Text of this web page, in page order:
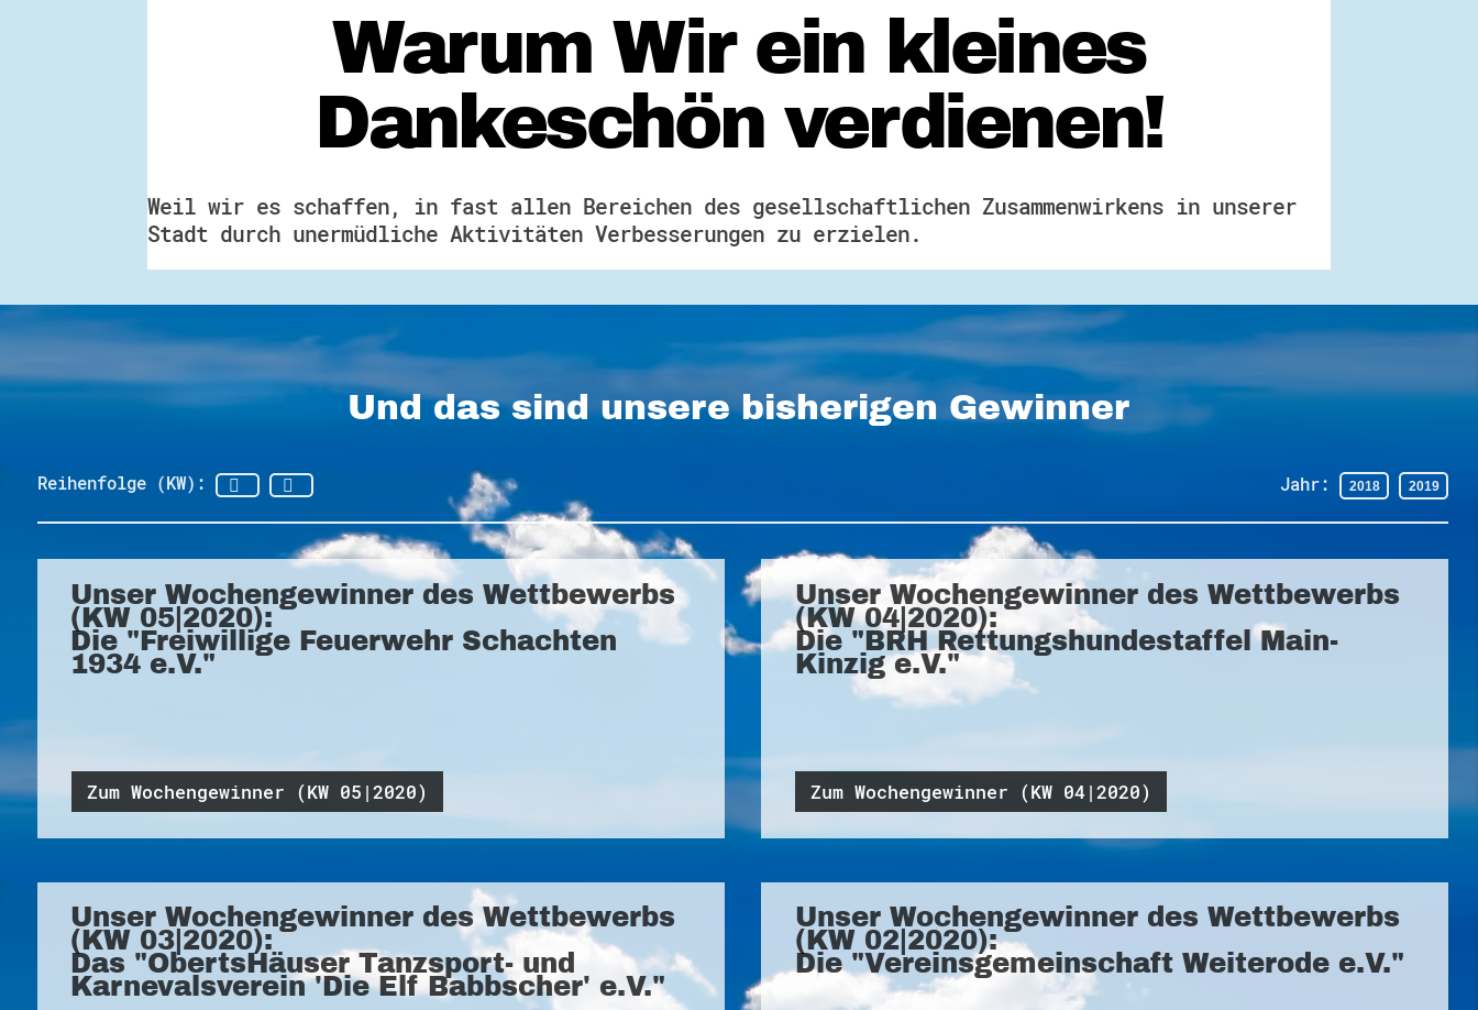
Warum Wir ein kleines
Dankeschön verdienen!
Weil wir es schaffen, in fast allen Bereichen des gesellschaftlichen Zusammenwirkens in unserer
Stadt durch unermüdliche Aktivitäten Verbesserungen zu erzielen.
Und das sind unsere bisherigen Gewinner
Jahr:
Reihenfolge (KW):
Unser Wochengewinner des Wettbewerbs
(KW 05|2020):
Die "Freiwillige Feuerwehr Schachten
1934 e.V."
Zum Wochengewinner (KW 05|2020)
Unser Wochengewinner des Wettbewerbs
(KW 04|2020):
Die "BRH Rettungshundestaffel Main-
Kinzig e.V."
Zum Wochengewinner (KW 04|2020)
Unser Wochengewinner des Wettbewerbs
(KW 03|2020):
Das "ObertsHäuser Tanzsport- und
Karnevalsverein 'Die Elf Babbscher' e.V."
Unser Wochengewinner des Wettbewerbs
(KW 02|2020):
Die "Vereinsgemeinschaft Weiterode e.V."